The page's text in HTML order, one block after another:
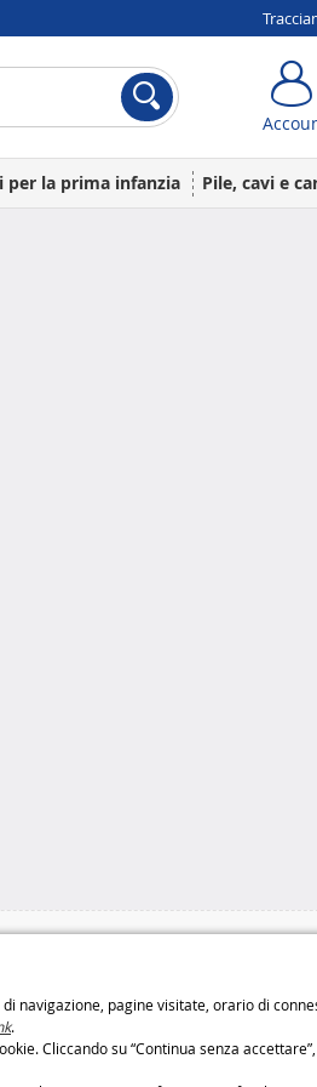
pagine visitate, orario di
.
Cliccando su “Continua senza
per la prima infanzia Pile, cavi e
Diritto di
Chi siamo
Condizioni
Account